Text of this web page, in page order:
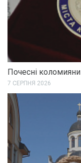
Почесні коломияни
7 СЕРПНЯ 2026